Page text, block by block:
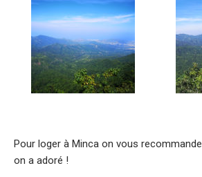
Pour loger à Minca on vous recommande
on a adoré !